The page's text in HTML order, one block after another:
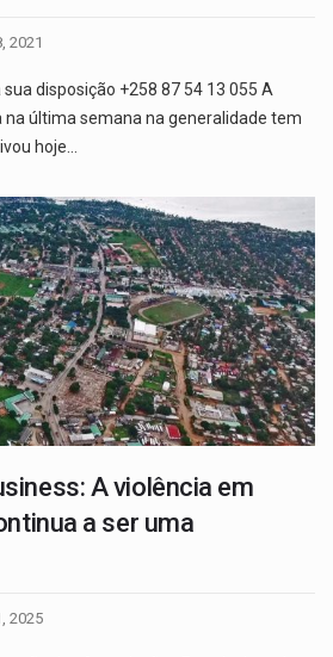
2021
disposição +258 87 54 13 055 A
na última semana na generalidade tem
hoje…
A violência em
a ser uma
2025